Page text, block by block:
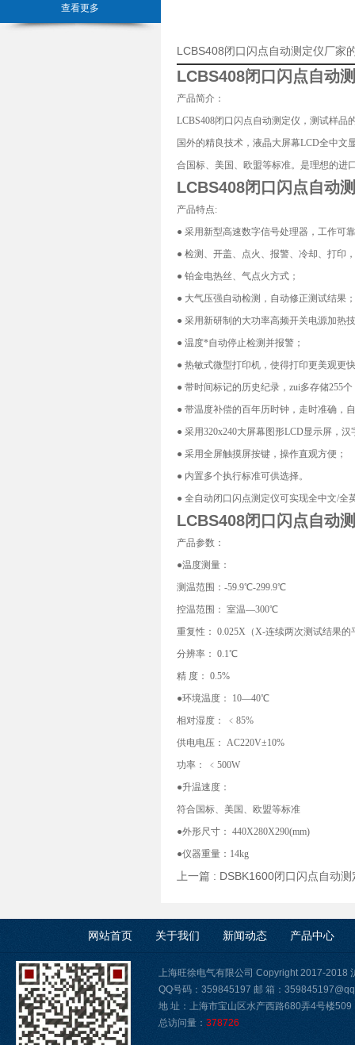
查看更多
LCBS408闭口闪点自动测定仪厂家
LCBS408闭口闪点自动
产品简介：
LCBS408闭口闪点自动测定仪 ，测试样品
国外的精良技术，液晶大屏幕LCD全中文
合国标、美国、欧盟等标准。是理想的进
LCBS408闭口闪点自动
产品特点:
● 采用新型高速数字信号处理器，工作可
● 检测、开盖、点火、报警、冷却、打印
● 铂金电热丝、气点火方式；
● 大气压强自动检测，自动修正测试结果
● 采用新研制的大功率高频开关电源加热
● 温度*自动停止检测并报警；
● 热敏式微型打印机，使得打印更美观更
● 带时间标记的历史纪录，zui多存储255
● 带温度补偿的百年历时钟，走时准确，
● 采用320x240大屏幕图形LCD显示屏，
● 采用全屏触摸屏按键，操作直观方便；
● 内置多个执行标准可供选择。
● 全自动闭口闪点测定仪可实现全中文/全
LCBS408闭口闪点自动
产品参数：
●温度测量：
测温范围：-59.9℃-299.9℃
控温范围： 室温—300℃
重复性： 0.025X（X-连续两次测试结果
分辨率： 0.1℃
精 度： 0.5%
●环境温度： 10—40℃
相对湿度： ﹤85%
供电电压： AC220V±10%
功率： ﹤500W
●升温速度：
符合国标、美国、欧盟等标准
●外形尺寸： 440X280X290(mm)
●仪器重量：14kg
上一篇 : DSBK1600闭口闪点自动测
网站首页 关于我们 新闻动态 产品中心
上海旺徐电气有限公司 Copyright 2017-2018
QQ号码：359845197 邮 箱：
地 址：上海市宝山区水产西路680弄4号楼509
总访问量： 378726